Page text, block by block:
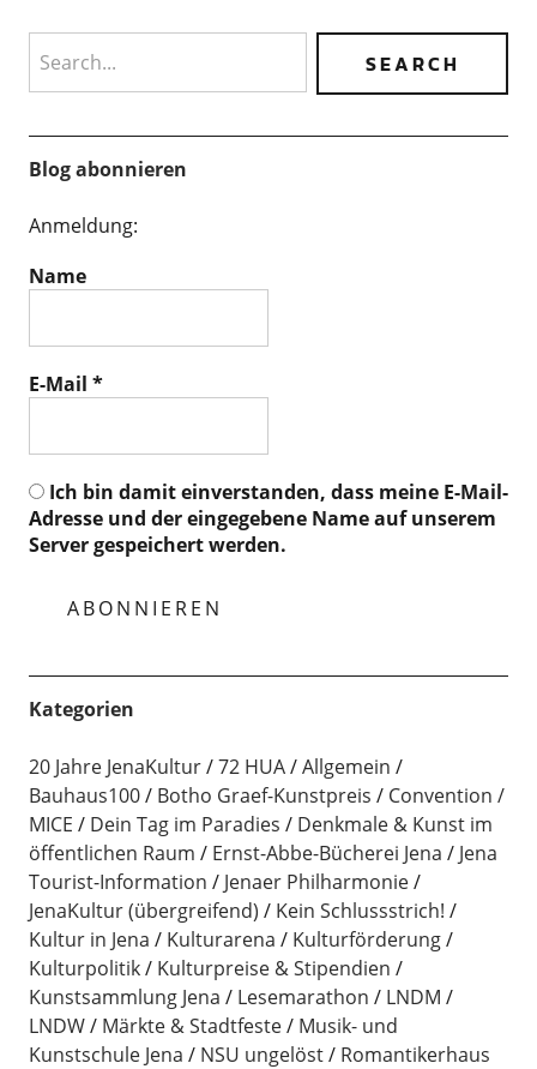
Blog abonnieren
Anmeldung:
Name
E-Mail *
Ich bin damit einverstanden, dass meine E-Mail-
Adresse und der eingegebene Name auf unserem
Server gespeichert werden.
Kategorien
20 Jahre JenaKultur 72 HUA
Allgemein
Bauhaus100
Botho Graef-Kunstpreis
Convention /
MICE
Dein Tag im Paradies
Denkmale & Kunst im
öffentlichen Raum
Ernst-Abbe-Bücherei Jena
Jena
Tourist-Information
Jenaer Philharmonie
JenaKultur (übergreifend)
Kein Schlussstrich!
Kultur in Jena
Kulturarena
Kulturförderung
Kulturpolitik
Kulturpreise & Stipendien
Kunstsammlung Jena
Lesemarathon
LNDM
LNDW
Märkte & Stadtfeste
Musik- und
Kunstschule Jena
NSU ungelöst
Romantikerhaus